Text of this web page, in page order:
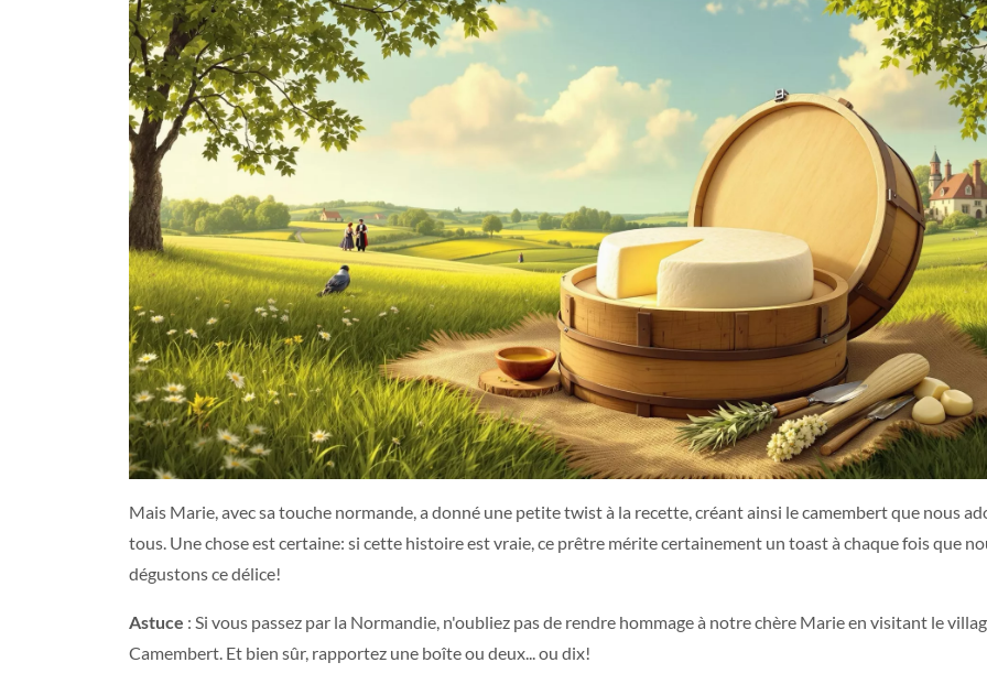
Mais Marie, avec sa touche normande, a donné une petite twist à la recette, créant ainsi le camembert que nous
tous. Une chose est certaine: si cette histoire est vraie, ce prêtre mérite certainement un toast à chaque fois que
dégustons ce délice!
Astuce : Si vous passez par la Normandie, n'oubliez pas de rendre hommage à notre chère Marie en visitant le
Camembert. Et bien sûr, rapportez une boîte ou deux... ou dix!